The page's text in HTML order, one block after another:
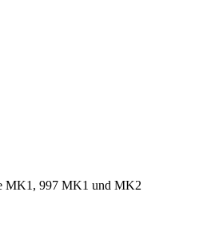
MK1, 997 MK1 und MK2